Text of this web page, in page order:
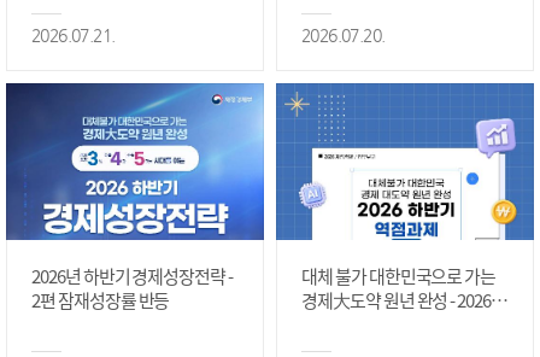
2026.07.21.
정상화 #2편
2026.07.20.
2026년 하반기 경제성장전략 -
2편 잠재성장률 반등
대체 불가 대한민국으로 가는
경제大도약 원년 완성 - 2026 하